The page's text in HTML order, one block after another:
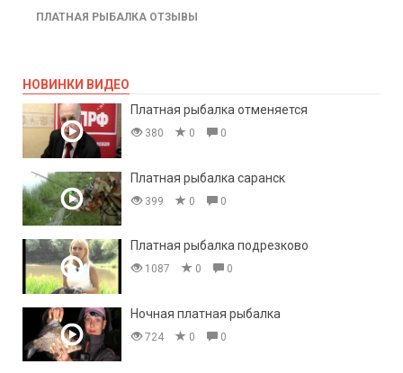
ПЛАТНАЯ РЫБАЛКА ОТЗЫВЫ
НОВИНКИ ВИДЕО
Платная рыбалка отменяется
380 0 0
Платная рыбалка саранск
399 0 0
Платная рыбалка подрезково
1087 0 0
Ночная платная рыбалка
724 0 0